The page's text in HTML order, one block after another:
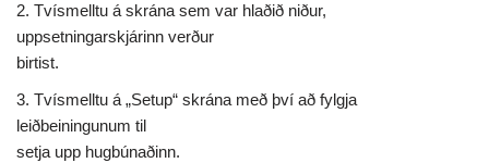
2. Tvísmelltu á skrána sem var hlaðið niður,
uppsetningarskjárinn verður
birtist.
3. Tvísmelltu á „Setup“ skrána með því að fylgja
leiðbeiningunum til
setja upp hugbúnaðinn.